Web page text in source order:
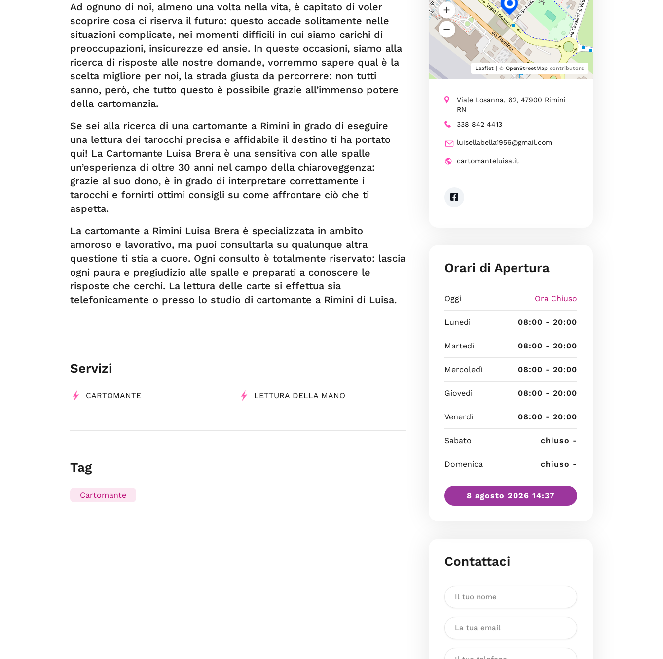
Ad ognuno di noi, almeno una volta nella vita, è capitato di voler
scoprire cosa ci riserva il futuro: questo accade solitamente nelle
situazioni complicate, nei momenti difficili in cui siamo carichi di
preoccupazioni, insicurezze ed ansie. In queste occasioni, siamo alla
ricerca di risposte alle nostre domande, vorremmo sapere qual è la
scelta migliore per noi, la strada giusta da percorrere: non tutti
sanno, però, che tutto questo è possibile grazie all’immenso potere
della cartomanzia.
Se sei alla ricerca di una cartomante a Rimini in grado di eseguire
una lettura dei tarocchi precisa e affidabile il destino ti ha portato
qui! La Cartomante Luisa Brera è una sensitiva con alle spalle
un’esperienza di oltre 30 anni nel campo della chiaroveggenza:
grazie al suo dono, è in grado di interpretare correttamente i
tarocchi e fornirti ottimi consigli su come affrontare ciò che ti
aspetta.
La cartomante a Rimini Luisa Brera è specializzata in ambito
amoroso e lavorativo, ma puoi consultarla su qualunque altra
questione ti stia a cuore. Ogni consulto è totalmente riservato: lascia
ogni paura e pregiudizio alle spalle e preparati a conoscere le
risposte che cerchi. La lettura delle carte si effettua sia
telefonicamente o presso lo studio di cartomante a Rimini di Luisa.
Servizi
CARTOMANTE LETTURA DELLA MANO
Tag
Cartomante
Leaflet| © OpenStreetMapcontributors
Viale Losanna, 62, 47900 Rimini
RN
338 842 4413
luisellabella1956@gmail.com
cartomanteluisa.it
Orari di Apertura
Oggi Ora Chiuso
Lunedì 08:00 - 20:00
Martedì 08:00 - 20:00
Mercoledì 08:00 - 20:00
Giovedì 08:00 - 20:00
Venerdì 08:00 - 20:00
Sabato chiuso -
Domenica chiuso -
8 agosto 2026 14:37
Contattaci